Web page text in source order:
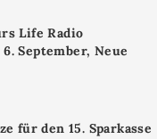
Life Radio
September, Neue
für den 15. Sparkasse